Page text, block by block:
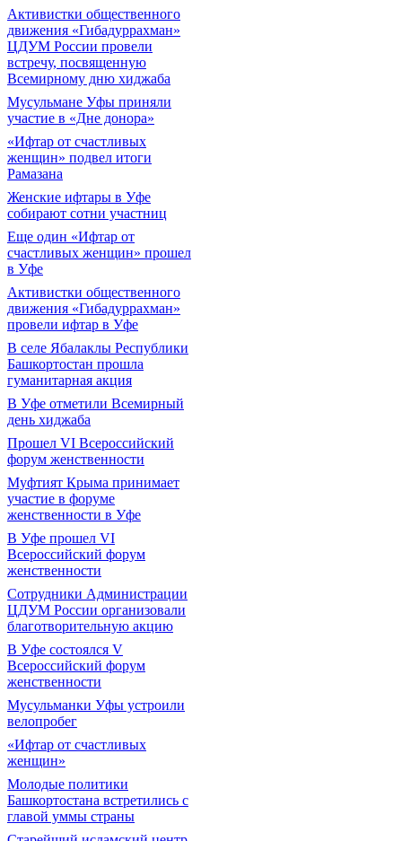
Активистки общественного
движения «Гибадуррахман»
ЦДУМ России провели
встречу, посвященную
Всемирному дню хиджаба
Мусульмане Уфы приняли
участие в «Дне донора»
«Ифтар от счастливых
женщин» подвел итоги
Рамазана
Женские ифтары в Уфе
собирают сотни участниц
Еще один «Ифтар от
счастливых женщин» прошел
в Уфе
Активистки общественного
движения «Гибадуррахман»
провели ифтар в Уфе
В селе Ябалаклы Республики
Башкортостан прошла
гуманитарная акция
В Уфе отметили Всемирный
день хиджаба
Прошел VI Всероссийский
форум женственности
Муфтият Крыма принимает
участие в форуме
женственности в Уфе
В Уфе прошел VI
Всероссийский форум
женственности
Сотрудники Администрации
ЦДУМ России организовали
благотворительную акцию
В Уфе состоялся V
Всероссийский форум
женственности
Мусульманки Уфы устроили
велопробег
«Ифтар от счастливых
женщин»
Молодые политики
Башкортостана встретились с
главой уммы страны